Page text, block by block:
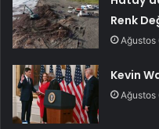
Renk
Ağustos
Kevin
Ağustos